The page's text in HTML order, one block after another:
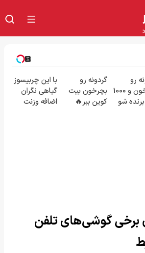
رو
بچرخون و 1000
برنده شو
گردونه رو
بچرخون بیت
کوین ببر🔥
با این چربیسوز
گیاهی نگران
اضافه وزنت
برخی گوشی‌های تلفن